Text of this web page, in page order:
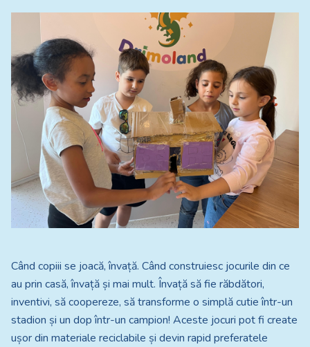
Când copiii se joacă, învață. Când construiesc jocurile din ce
au prin casă, învață și mai mult. Învață să fie răbdători,
inventivi, să coopereze, să transforme o simplă cutie într-un
stadion și un dop într-un campion! Aceste jocuri pot fi create
ușor din materiale reciclabile și devin rapid preferatele